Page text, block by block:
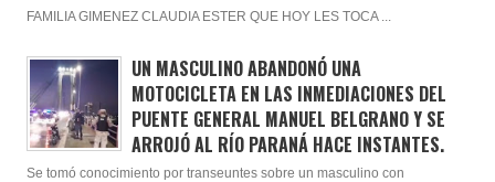
FAMILIA GIMENEZ CLAUDIA ESTER QUE HOY LES TOCA ...
UN MASCULINO ABANDONÓ UNA
MOTOCICLETA EN LAS INMEDIACIONES DEL
PUENTE GENERAL MANUEL BELGRANO Y SE
ARROJÓ AL RÍO PARANÁ HACE INSTANTES.
Se tomó conocimiento por transeuntes sobre un masculino con